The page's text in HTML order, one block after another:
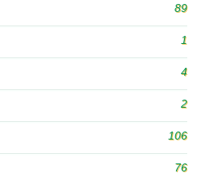
89
1
4
2
106
76